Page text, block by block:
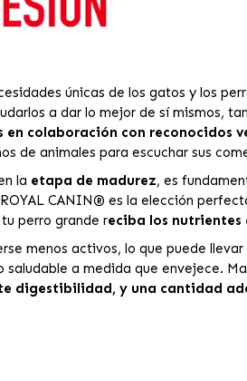
únicas de los gatos y los
a dar lo mejor de sí mismos,
en colaboración con
de animales para escuchar sus
la etapa de madurez, es
CANIN® es la elección
perro grande reciba los nutrientes
menos activos, lo que puede
a medida que envejece.
digestibilidad, y una cantidad